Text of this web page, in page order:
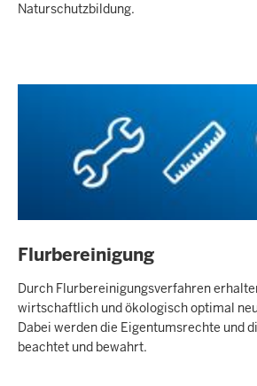
Naturschutzbildung.
Flurbereinigung
Durch Flurbereinigungsverfahren
wirtschaftlich und ökologisch optimal
Dabei werden die Eigentumsrechte und
beachtet und bewahrt.